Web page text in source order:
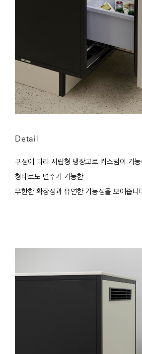
Detail
구성에 따라 서랍형 냉장고로 커스텀이 가
형태로도 변주가 가능한
무한한 확장성과 유연한 가능성을 보여줍니